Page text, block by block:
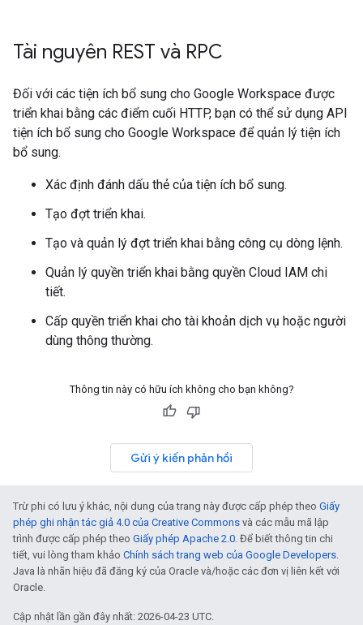
Tài nguyên REST và RPC
Đối với các tiện ích bổ sung cho Google Workspace được
triển khai bằng các điểm cuối HTTP, bạn có thể sử dụng API
tiện ích bổ sung cho Google Workspace để quản lý tiện ích
bổ sung.
Xác định đánh dấu thẻ của tiện ích bổ sung.
Tạo đợt triển khai.
Tạo và quản lý đợt triển khai bằng công cụ dòng lệnh.
Quản lý quyền triển khai bằng quyền Cloud IAM chi
tiết.
Cấp quyền triển khai cho tài khoản dịch vụ hoặc người
dùng thông thường.
Thông tin này có hữu ích không cho bạn không?
Gửi ý kiến phản hồi
Trừ phi có lưu ý khác, nội dung của trang này được cấp phép theo Giấy
phép ghi nhận tác giả 4.0 của Creative Commons và các mẫu mã lập
trình được cấp phép theo Giấy phép Apache 2.0. Để biết thông tin chi
tiết, vui lòng tham khảo Chính sách trang web của Google Developers.
Java là nhãn hiệu đã đăng ký của Oracle và/hoặc các đơn vị liên kết với
Oracle.
Cập nhật lần gần đây nhất: 2026-04-23 UTC.